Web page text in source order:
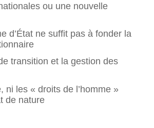
ou une nouvelle
d’État ne suffit pas à fonder la
transition et la gestion des
ni les « droits de l’homme »
de nature